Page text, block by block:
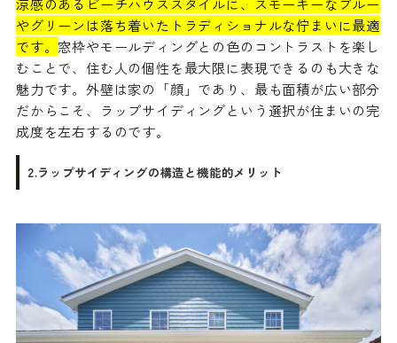
やグリーンは落ち着いたトラディショナルな佇まいに最適
です。 窓枠やモールディングとの色のコントラストを楽し
むことで、住む人の個性を最大限に表現できるのも大きな
魅力です。外壁は家の「顔」であり、最も面積が広い部分
だからこそ、ラップサイディングという選択が住まいの完
成度を左右するのです。
2.ラップサイディングの構造と機能的メリット